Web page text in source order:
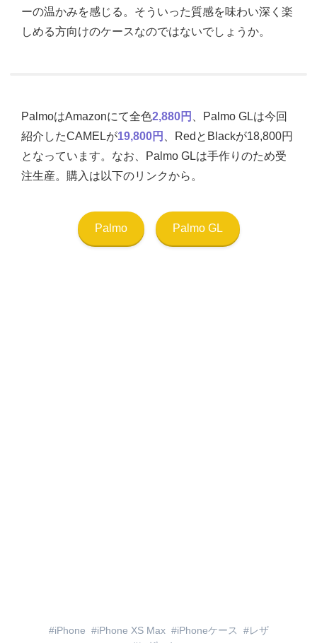
ーの温かみを感じる。そういった質感を味わい深く楽
しめる方向けのケースなのではないでしょうか。
PalmoはAmazonにて全色2,880円
、Palmo GLは今回
紹介したCAMELが19,800円
、RedとBlackが18,800円
となっています。なお、Palmo GLは手作りのため受
注生産。購入は以下のリンクから。
Palmo Palmo GL
iPhone iPhone XS Max iPhoneケース
レザ